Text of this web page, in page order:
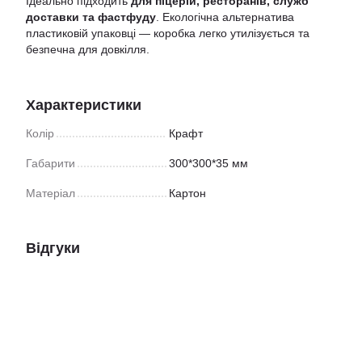
доставки та фастфуду . Екологічна альтернатива
пластиковій упаковці — коробка легко утилізується та
безпечна для довкілля.
Характеристики
Колір Крафт
Габарити 300*300*35 мм
Матеріал Картон
Відгуки